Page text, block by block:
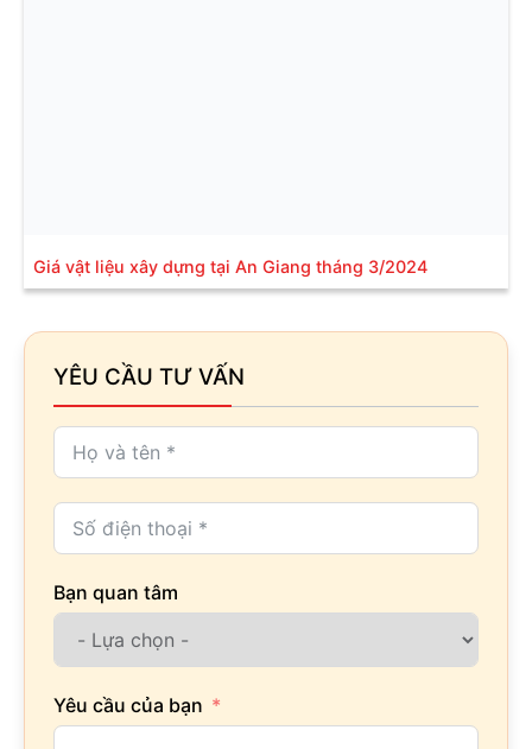
Giá vật liệu xây dựng tại An Giang tháng 3/2024
YÊU CẦU TƯ VẤN
Bạn quan tâm
Yêu cầu của bạn